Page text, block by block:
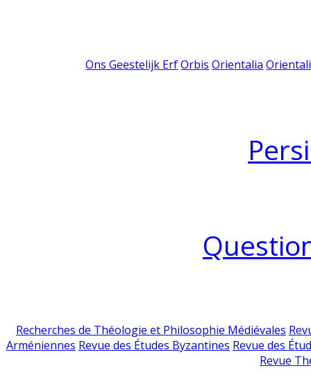
Ons Geestelijk Erf Orbis Orientalia
Recherches de Théologie et Philosophie Médiévales
Arméniennes Revue des Études Byzantines Revue des
Revue